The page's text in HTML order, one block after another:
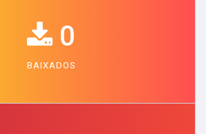
0
BAIXADOS